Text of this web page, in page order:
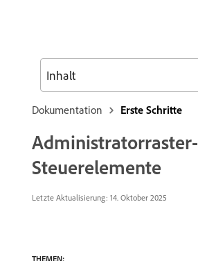
Dokumentation Erste Schritte
Administratorraster-
Steuerelemente
Letzte Aktualisierung: 14. Oktober 2025
THEMEN:
Inhalt